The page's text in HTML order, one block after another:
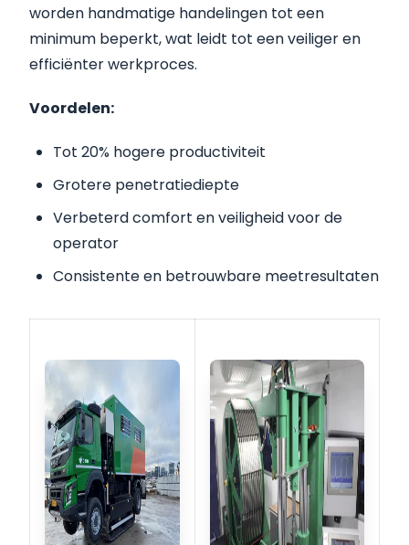
worden handmatige handelingen tot een
minimum beperkt, wat leidt tot een veiliger en
efficiënter werkproces.
Voordelen:
Tot 20% hogere productiviteit
Grotere penetratiediepte
Verbeterd comfort en veiligheid voor de
operator
Consistente en betrouwbare meetresultaten